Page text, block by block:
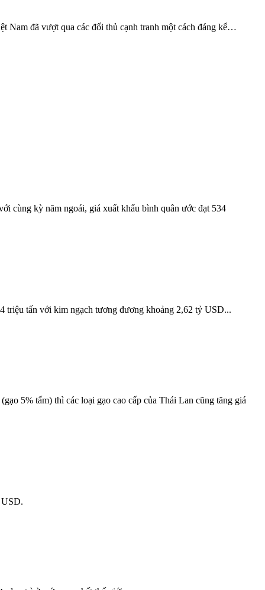
Nam đã vượt qua các đối thủ cạnh tranh một cách đáng kể…
cùng kỳ năm ngoái, giá xuất khẩu bình quân ước đạt 534
triệu tấn với kim ngạch tương đương khoảng 2,62 tỷ USD...
5% tấm) thì các loại gạo cao cấp của Thái Lan cũng tăng giá
USD.